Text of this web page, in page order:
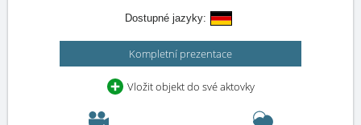
Dostupné jazyky:
Kompletní prezentace
Vložit objekt do své aktovky